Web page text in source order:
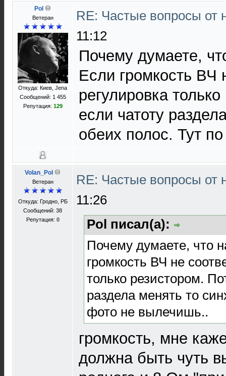
Pol
Ветеран
Откуда: Киев, Jena
Сообщений: 1 455
Репутация: 129
RE: Частые вопросы от
11:12
Почему думаете,
Если громкость ВЧ
регулировка
если чатоту
обеих полос. Тут
Volan_Pol
Ветеран
Откуда: Гродно, РБ
Сообщений: 38
Репутация: 0
RE: Частые вопросы от
11:26
Pol писал(а):
Почему думаете, что
громкость ВЧ не
только резистором.
раздела менять то
фото не вылечишь..
громкость, мне
должна быть чуть